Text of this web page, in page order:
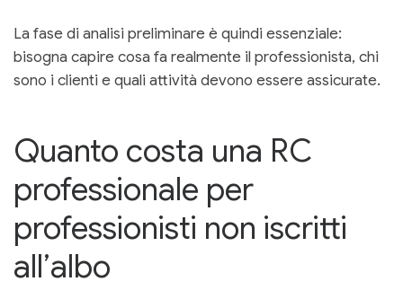
La fase di analisi preliminare è quindi essenziale:
bisogna capire cosa fa realmente il professionista, chi
sono i clienti e quali attività devono essere assicurate.
Quanto costa una RC
professionale per
professionisti non iscritti
all’albo